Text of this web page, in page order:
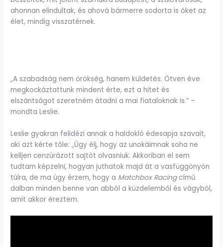
ahonnan elindultak, és ahová bármerre sodorta is őket az
élet, mindig visszatérnek.
„A szabadság nem örökség, hanem küldetés. Ötven éve
megkockáztattunk mindent érte, ezt a hitet és
elszántságot szeretném átadni a mai fiataloknak is.” –
mondta Leslie.
Leslie gyakran felidézi annak a haldokló édesapja szavait,
aki azt kérte tőle: „Úgy élj, hogy az unokáimnak soha ne
kelljen cenzúrázott sajtót olvasniuk. Akkoriban el sem
tudtam képzelni, hogyan juthatok majd át a vasfüggönyön
túlra, de ma úgy érzem, hogy a Matchbox Racingcímű
dalban minden benne van abból a küzdelemből és vágyból,
amit akkor éreztem.